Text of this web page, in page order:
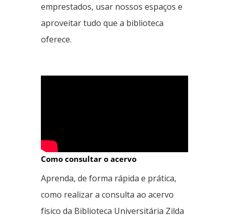
emprestados, usar nossos espaços e
aproveitar tudo que a biblioteca
oferece.
Como consultar o acervo
Aprenda, de forma rápida e prática,
como realizar a consulta ao acervo
físico da Biblioteca Universitária Zilda